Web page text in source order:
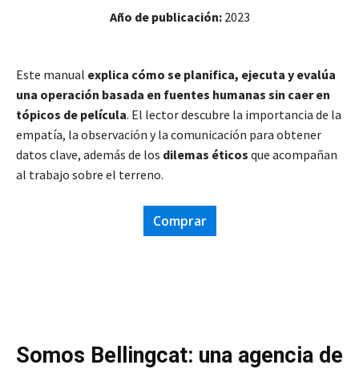
Año de publicación: 2023
Este manual explica cómo se planifica, ejecuta y evalúa
una operación basada en fuentes humanas sin caer en
tópicos de película. El lector descubre la importancia de la
empatía, la observación y la comunicación para obtener
datos clave, además de los dilemas éticos que acompañan
al trabajo sobre el terreno.
Comprar
Somos Bellingcat: una agencia de